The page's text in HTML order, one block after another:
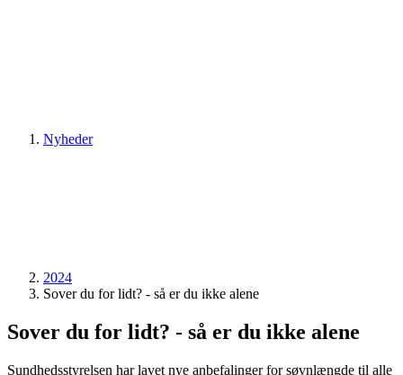
Nyheder
2024
Sover du for lidt? - så er du ikke alene
Sover du for lidt? - så er du ikke alene
Sundhedsstyrelsen har lavet nye anbefalinger for søvnlængde til alle